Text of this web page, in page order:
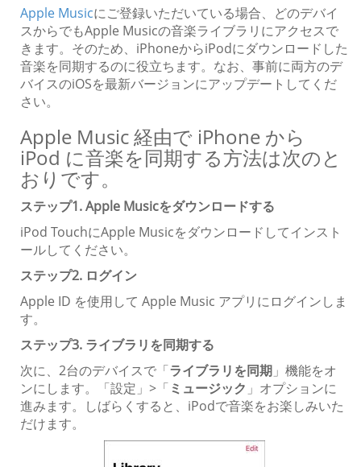
Apple Musicにご登録いただいている場合、どのデバイ
スからでもApple Musicの音楽ライブラリにアクセスで
きます。そのため、iPhoneからiPodにダウンロードした
音楽を同期するのに役立ちます。なお、事前に両方のデ
バイスのiOSを最新バージョンにアップデートしてくだ
さい。
Apple Music 経由で iPhone から
iPod に音楽を同期する方法は次のと
おりです。
ステップ1. Apple Musicをダウンロードする
iPod TouchにApple Musicをダウンロードしてインスト
ールしてください。
ステップ2. ログイン
Apple ID を使用して Apple Music アプリにログインしま
す。
ステップ3. ライブラリを同期する
次に、2台のデバイスで「ライブラリを同期 」機能をオ
ンにします。「設定」>「ミュージック 」オプションに
進みます。しばらくすると、iPodで音楽をお楽しみいた
だけます。